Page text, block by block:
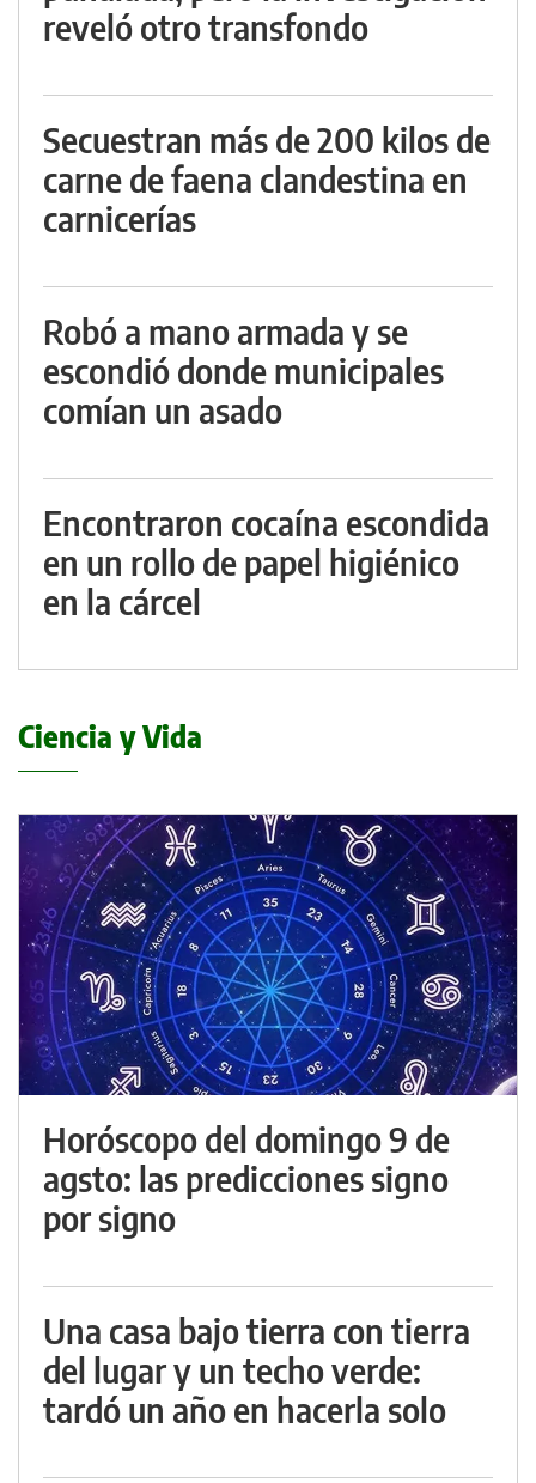
reveló otro transfondo
Secuestran más de 200 kilos de
carne de faena clandestina en
carnicerías
Robó a mano armada y se
escondió donde municipales
comían un asado
Encontraron cocaína escondida
en un rollo de papel higiénico
en la cárcel
Ciencia y Vida
Horóscopo del domingo 9 de
agsto: las predicciones signo
por signo
Una casa bajo tierra con tierra
del lugar y un techo verde:
tardó un año en hacerla solo